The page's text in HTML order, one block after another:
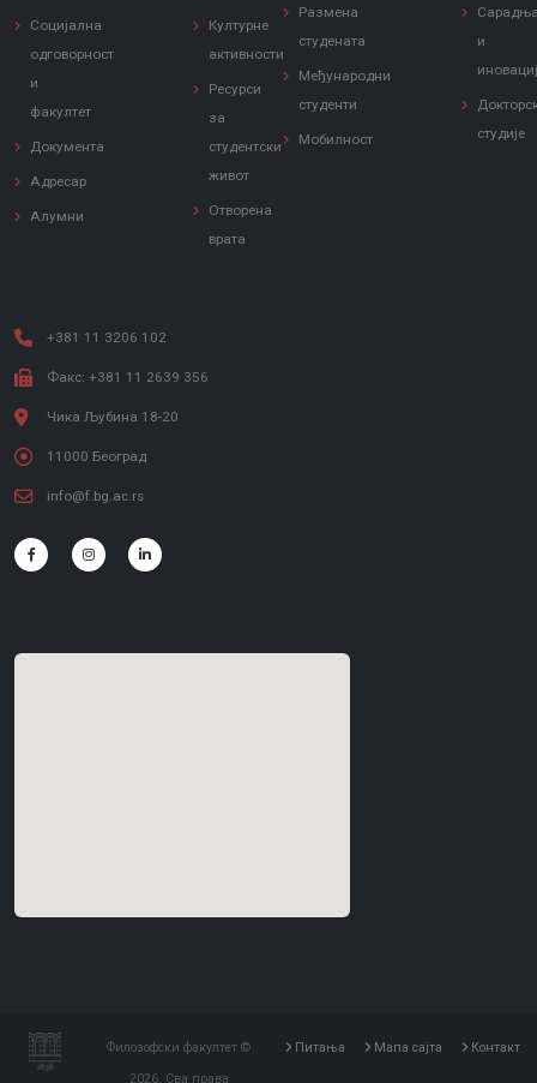
Социјална
одговорност
и
факултет
Документа
Адресар
Алумни
Културне
активности
Ресурси
за
студентски
живот
Отворена
врата
Размена
студената
Међународни
студенти
Мобилност
и
студије
+381 11 3206 102
Факс: +381 11 2639 356
Чика Љубина 18-20
11000 Београд
info@f.bg.ac.rs
Филозофски факултет ©
2026. Сва права
Питања Мапа сајта Контакт